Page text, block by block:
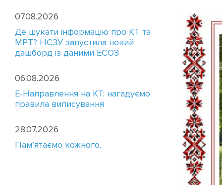
07.08.2026
Де шукати інформацію про КТ та
МРТ? НСЗУ запустила новий
дашборд із даними ЕСОЗ
06.08.2026
E-Направлення на КТ: нагадуємо
правила виписування
28.07.2026
Пам’ятаємо кожного.